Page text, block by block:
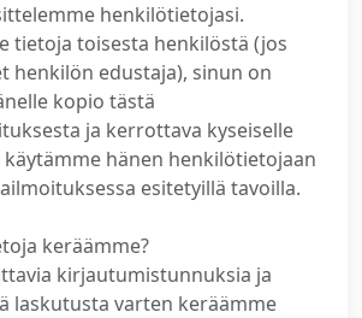
henkilötietojasi.
tietoja toisesta henkilöstä (jos
henkilön edustaja), sinun on
kopio tästä
ja kerrottava kyseiselle
hänen henkilötietojaan
esitetyillä tavoilla.
keräämme?
kirjautumistunnuksia ja
laskutusta varten keräämme